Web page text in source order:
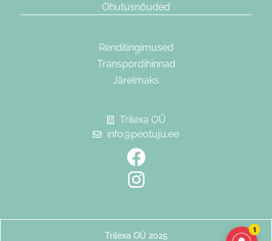
Ohutusnõuded
Renditingimused
Transpordihinnad
Järelmaks
Trilexa OÜ
info@peotuju.ee
Trilexa OÜ 2025
1
Joosep — Peotuju assistent
Siin Joosep. Mis sulle kõige rohkem huvi